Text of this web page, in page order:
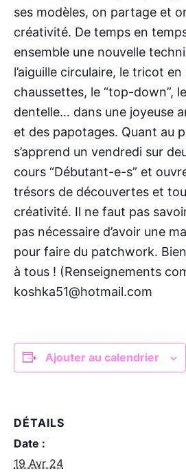
ses modèles, on partage et
créativité. De temps en
ensemble une nouvelle
l’aiguille circulaire, le tricot
chaussettes, le “top-down”,
dentelle… dans une joyeuse
et des papotages. Quant au
s’apprend un vendredi sur
cours “Débutant-e-s” et
trésors de découvertes et
créativité. Il ne faut pas
pas nécessaire d’avoir une
pour faire du patchwork.
à tous ! (Renseignements
koshka51@hotmail.com
Ajouter au calendrier
DÉTAILS
Date :
19 Avr 24